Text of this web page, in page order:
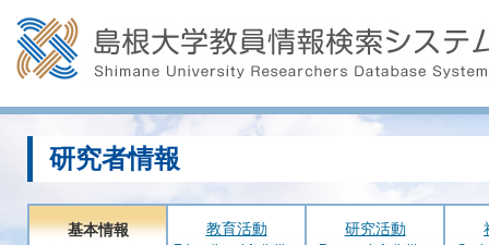
研究者情報
基本情報 教育活動 研究活動